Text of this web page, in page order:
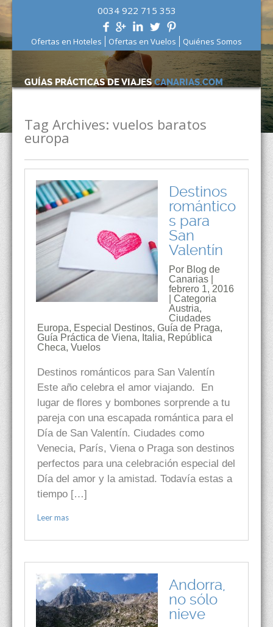
0034 922 715 353
Ofertas en Hoteles Ofertas en Vuelos Quiénes Somos
GUÍAS PRÁCTICAS DE VIAJESCANARIAS.COM
Tag Archives: vuelos baratos
europa
Destinos
romántico
s para
San
Valentín
Por Blog de
Canarias |
febrero 1, 2016
| Categoria
Austria,
Ciudades
Europa, Especial Destinos, Guía de Praga,
Guía Práctica de Viena, Italia, República
Checa, Vuelos
Destinos románticos para San Valentín
Este año celebra el amor viajando. En
lugar de flores y bombones sorprende a tu
pareja con una escapada romántica para el
Día de San Valentín. Ciudades como
Venecia, París, Viena o Praga son destinos
perfectos para una celebración especial del
Día del amor y la amistad. Todavía estas a
tiempo […]
Leer mas
Andorra,
no sólo
nieve